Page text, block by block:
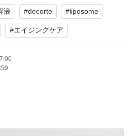
液 #decorte #liposome
#エイジングケア